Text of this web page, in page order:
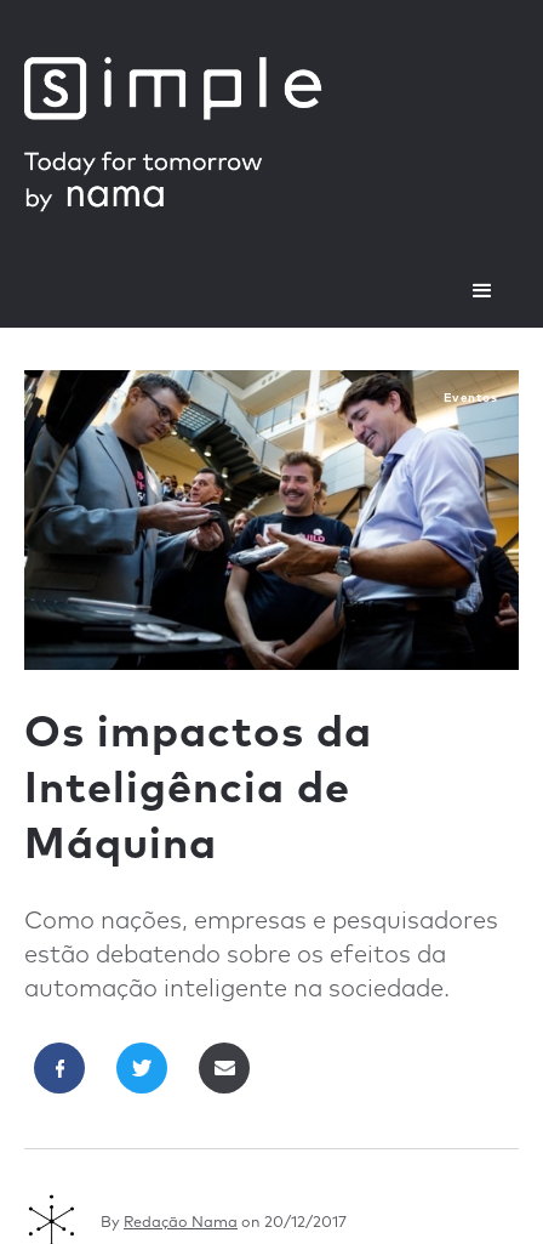
Eventos
Os impactos da
Inteligência de
Máquina
Como nações, empresas e pesquisadores
estão debatendo sobre os efeitos da
automação inteligente na sociedade.
By Redação Nama on 20/12/2017